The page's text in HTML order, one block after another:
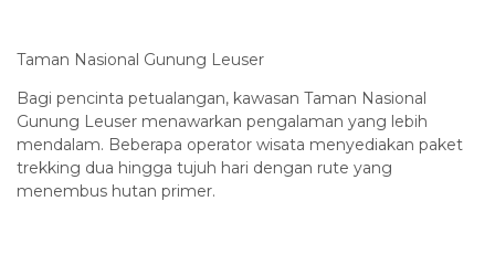
Taman Nasional Gunung Leuser
Bagi pencinta petualangan, kawasan Taman Nasional
Gunung Leuser menawarkan pengalaman yang lebih
mendalam. Beberapa operator wisata menyediakan paket
trekking dua hingga tujuh hari dengan rute yang
menembus hutan primer.